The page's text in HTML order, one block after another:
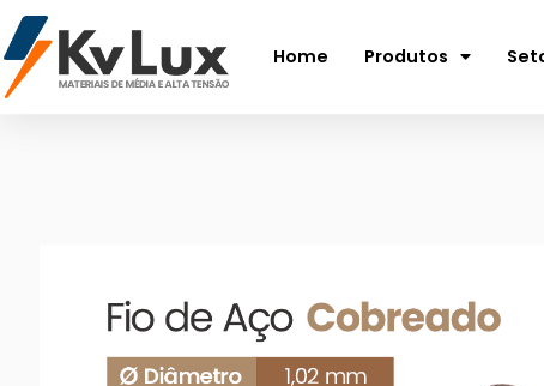
Home Produtos